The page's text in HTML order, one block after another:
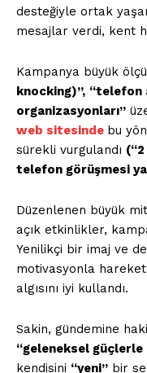
desteğiyle ortak
mesajlar verdi, kent
Kampanya büyük
knocking)”, “telefon
organizasyonları”
web sitesinde bu
sürekli vurgulandı
telefon görüşmesi
Düzenlenen büyük
açık etkinlikler,
Yenilikçi bir imaj ve
motivasyonla
algısını iyi kullandı.
Sakin, gündemine
“geleneksel güçlerle
kendisini “yeni” bir